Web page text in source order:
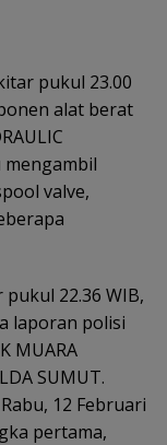
pukul 23.00
alat berat
mengambil
valve,
pukul 22.36 WIB,
laporan polisi
MUARA
SUMUT.
12 Februari
pertama,